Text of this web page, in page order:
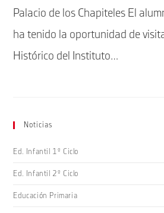
Palacio de los Chapiteles El
ha tenido la oportunidad de
Histórico del Instituto…
Noticias
Ed. Infantil 1º Ciclo
Ed. Infantil 2º Ciclo
Educación Primaria